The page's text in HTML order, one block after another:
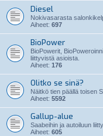
Diesel
Nokivasarasta
Aiheet: 697
BioPower
BioPowerit,
liittyvistä asioista.
Aiheet: 176
Olitko se sinä?
Näitkö tien päällä toisen
Aiheet: 5592
Gallup-alue
Saabeihin ja autoiluun
Aiheet: 605